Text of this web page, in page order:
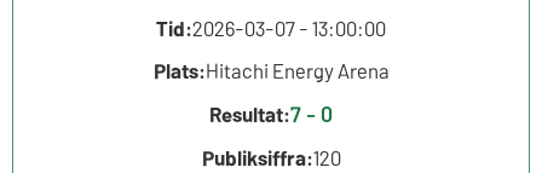
Tid:2026-03-07 - 13:00:00
Plats:Hitachi Energy Arena
Resultat:7 - 0
Publiksiffra:120